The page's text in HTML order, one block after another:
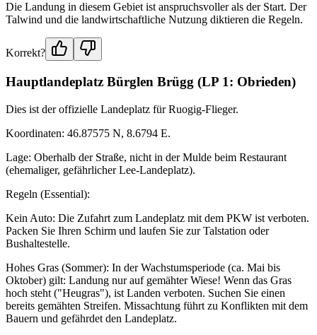
Die Landung in diesem Gebiet ist anspruchsvoller als der Start. Der
Talwind und die landwirtschaftliche Nutzung diktieren die Regeln.
Korrekt?
Hauptlandeplatz Bürglen Brügg (LP 1: Obrieden)
Dies ist der offizielle Landeplatz für Ruogig-Flieger.
Koordinaten: 46.87575 N, 8.6794 E.
Lage: Oberhalb der Straße, nicht in der Mulde beim Restaurant
(ehemaliger, gefährlicher Lee-Landeplatz).
Regeln (Essential):
Kein Auto: Die Zufahrt zum Landeplatz mit dem PKW ist verboten.
Packen Sie Ihren Schirm und laufen Sie zur Talstation oder
Bushaltestelle.
Hohes Gras (Sommer): In der Wachstumsperiode (ca. Mai bis
Oktober) gilt: Landung nur auf gemähter Wiese! Wenn das Gras
hoch steht ("Heugras"), ist Landen verboten. Suchen Sie einen
bereits gemähten Streifen. Missachtung führt zu Konflikten mit dem
Bauern und gefährdet den Landeplatz.